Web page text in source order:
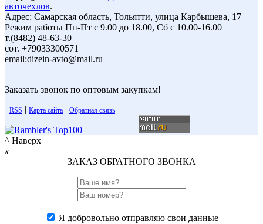
авточехлов.
Адрес: Самарская область, Тольятти, улица Карбышева, 17
Режим работы Пн-Пт с 9.00 до 18.00, Сб с 10.00-16.00
т.(8482) 48-63-30
сот. +79033300571
email:dizein-avto@mail.ru
Заказать звонок по оптовым закупкам!
RSS | Карта сайта | Обратная связь
^ Наверх
x
ЗАКАЗ ОБРАТНОГО ЗВОНКА
Я добровольно отправляю свои данные